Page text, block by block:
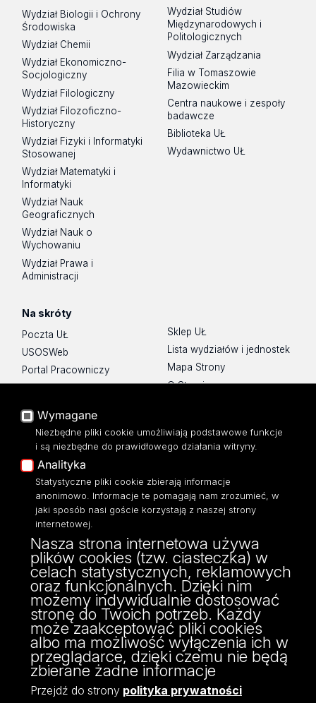
Wydział Biologii i Ochrony
Środowiska
Wydział Chemii
Wydział Ekonomiczno-
Socjologiczny
Wydział Filologiczny
Wydział Filozoficzno-
Historyczny
Wydział Fizyki i Informatyki
Stosowanej
Wydział Matematyki i
Informatyki
Wydział Nauk
Geograficznych
Wydział Nauk o
Wychowaniu
Wydział Prawa i
Administracji
Wydział Studiów
Międzynarodowych i
Politologicznych
Wydział Zarządzania
Filia w Tomaszowie
Mazowieckim
Centra naukowe i zespoły
badawcze
Biblioteka UŁ
Wydawnictwo UŁ
Na skróty
Poczta UŁ
USOSWeb
Portal Pracowniczy
Baza Aktów Własnych
Moodle
Eksperci UŁ
Polityka Prywatności
Dostępność
Sklep UŁ
Lista wydziałów i jednostek
Mapa Strony
O Stronie
ul. Narutowicza 68, 90-136 Łódź
NIP: 724 000 32 43
Adres do doręczeń elektronicznych (ADE):
AE:PL-74796-17640-IHHIV-17
KONTAKT
Wymagane
Niezbędne pliki cookie umożliwiają podstawowe funkcje
i są niezbędne do prawidłowego działania witryny.
Analityka
Statystyczne pliki cookie zbierają informacje
anonimowo. Informacje te pomagają nam zrozumieć, w
jaki sposób nasi goście korzystają z naszej strony
internetowej.
Nasza strona internetowa używa
plików cookies (tzw. ciasteczka) w
celach statystycznych, reklamowych
oraz funkcjonalnych. Dzięki nim
możemy indywidualnie dostosować
stronę do Twoich potrzeb. Każdy
może zaakceptować pliki cookies
albo ma możliwość wyłączenia ich w
przeglądarce, dzięki czemu nie będą
zbierane żadne informacje
Przejdź do strony polityka prywatności